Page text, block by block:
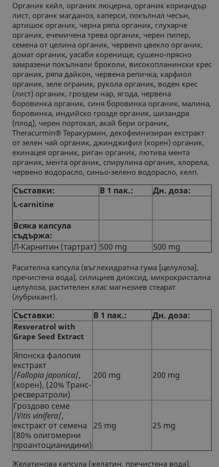
Органик кейл, органик люцерна, органик кориандър
лист, органк магданоз, каперси, покълнал чесън,
артишок органик, черна ряпа органик, глухарче
органик, ечемичена трева органик, черен пипер,
семена от целина органик, червено цвекло органик,
домат органик, уасаби коренище, сушено-прясно
замразени покълнали броколи, високопланински крес
органик, ряпа дайкон, червена репичка, карфиол
органик, зеле ограник, рукола органик, воден крес
(лист) органик, гроздем нар, ягода, червена
боровинка органик, синя боровинка органик, малина,
боровинка, индийско грозде органик, шизандра
(плод), черен портокал, акай бери ограник,
Theracurmin® Теракурмин, декофеинизиран екстракт
от зелен чай органик, джинджифил (корен) органик,
ехинацея органик, риган органик, лютива мента
органик, мента органик, спирулина органик, хлорела,
червено водорасло, синьо-зелено водорасло, келп.
Съставки: В 1 пак.: Дн. доза:
L-carnitine
Всяка капсула
съдържа:
Л-Карнитин (тартрат) 500 mg 500 mg
Расителна капсула (въглехидратна гума [целулоза],
пречистена вода), силициев диоксид, микрокристална
целулоза, растителен клас магнезиев стеарат
(лубрикант).
Съставки: В 1 пак.: Дн. доза:
Resveratrol with
Grape Seed Extract
Японска фалопия
екстракт
/Fallopia japonica/,
(корен), (20% Tранс-
ресвератроли)
200 mg 200 mg
Гроздово семе
/Vitis vinifera/,
екстракт от семена
(80% олигомерни
проантоцианидини)
25 mg 25 mg
Желатинова капсула (желатин, пречистена вода),